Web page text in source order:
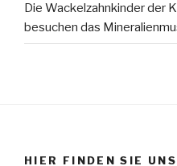
Die Wackelzahnkinder der
besuchen das
HIER FINDEN SIE UNS